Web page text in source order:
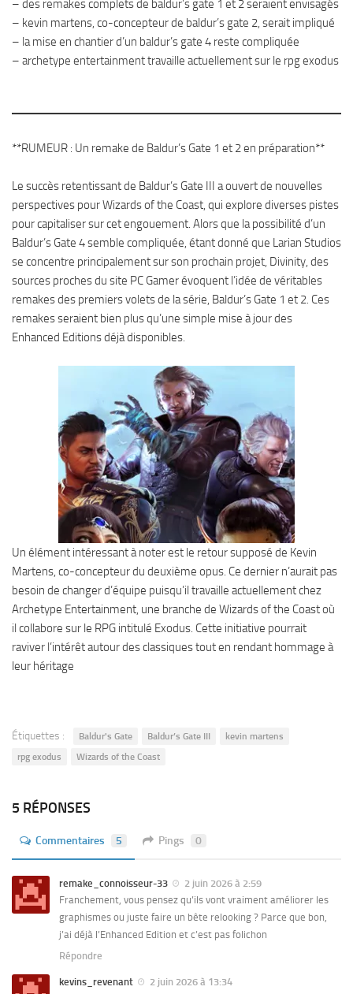
– des remakes complets de baldur’s gate 1 et 2 seraient envisagés
– kevin martens, co-concepteur de baldur’s gate 2, serait impliqué
– la mise en chantier d’un baldur’s gate 4 reste compliquée
– archetype entertainment travaille actuellement sur le rpg exodus
**RUMEUR : Un remake de Baldur’s Gate 1 et 2 en préparation**
Le succès retentissant de Baldur’s Gate III a ouvert de nouvelles
perspectives pour Wizards of the Coast, qui explore diverses pistes
pour capitaliser sur cet engouement. Alors que la possibilité d’un
Baldur’s Gate 4 semble compliquée, étant donné que Larian Studios
se concentre principalement sur son prochain projet, Divinity, des
sources proches du site PC Gamer évoquent l’idée de véritables
remakes des premiers volets de la série, Baldur’s Gate 1 et 2. Ces
remakes seraient bien plus qu’une simple mise à jour des
Enhanced Editions déjà disponibles.
Un élément intéressant à noter est le retour supposé de Kevin
Martens, co-concepteur du deuxième opus. Ce dernier n’aurait pas
besoin de changer d’équipe puisqu’il travaille actuellement chez
Archetype Entertainment, une branche de Wizards of the Coast où
il collabore sur le RPG intitulé Exodus. Cette initiative pourrait
raviver l’intérêt autour des classiques tout en rendant hommage à
leur héritage
Étiquettes : Baldur's Gate Baldur’s Gate III
kevin martens
rpg exodus
Wizards of the Coast
5 RÉPONSES
Commentaires 5 Pings 0
remake_connoisseur-33
2 juin 2026 à 2:59
Franchement, vous pensez qu’ils vont vraiment améliorer les
graphismes ou juste faire un bête relooking ? Parce que bon,
j’ai déjà l’Enhanced Edition et c’est pas folichon
Répondre
kevins_revenant
2 juin 2026 à 13:34